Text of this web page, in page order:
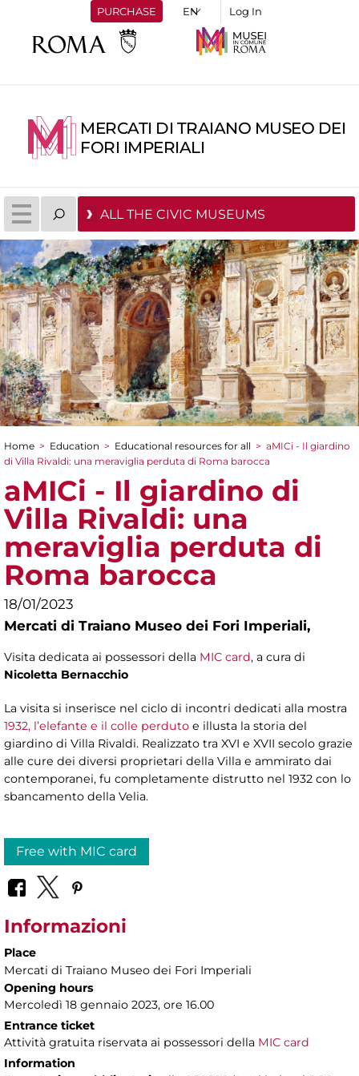
PURCHASE Log In
MERCATI DI TRAIANO MUSEO DEI
FORI IMPERIALI
ALL THE CIVIC MUSEUMS
You are here
Home > Education > Educational resources for all > aMICi - Il giardino
di Villa Rivaldi: una meraviglia perduta di Roma barocca
aMICi - Il giardino di
Villa Rivaldi: una
meraviglia perduta di
Roma barocca
18/01/2023
Mercati di Traiano Museo dei Fori Imperiali,
Visita dedicata ai possessori della MIC card, a cura di
Nicoletta Bernacchio
La visita si inserisce nel ciclo di incontri dedicati alla mostra
1932, l’elefante e il colle perduto e illusta la storia del
giardino di Villa Rivaldi. Realizzato tra XVI e XVII secolo grazie
alle cure dei diversi proprietari della Villa e ammirato dai
contemporanei, fu completamente distrutto nel 1932 con lo
sbancamento della Velia.
Free with MIC card
Informazioni
Place
Mercati di Traiano Museo dei Fori Imperiali
Opening hours
Mercoledì 18 gennaio 2023, ore 16.00
Entrance ticket
Attività gratuita riservata ai possessori della MIC card
Information